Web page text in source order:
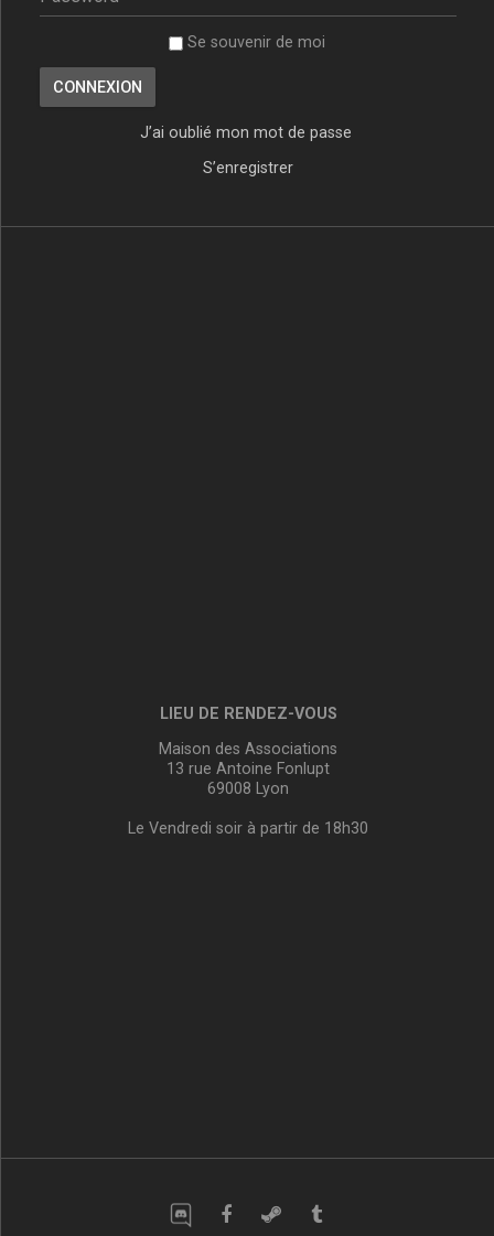
Se souvenir de moi
J’ai oublié mon mot de passe
S’enregistrer
LIEU DE RENDEZ-VOUS
Maison des Associations
13 rue Antoine Fonlupt
69008 Lyon
Le Vendredi soir à partir de 18h30